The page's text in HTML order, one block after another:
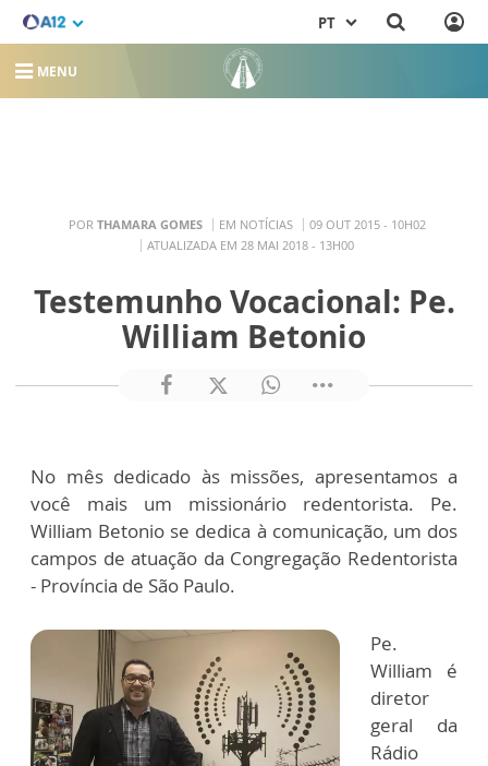
PT
MENU
POR THAMARA GOMES EM NOTÍCIAS
09 OUT 2015 - 10H02
ATUALIZADA EM 28 MAI 2018 - 13H00
Testemunho Vocacional: Pe.
William Betonio
No mês dedicado às missões, apresentamos a
você mais um missionário redentorista. Pe.
William Betonio se dedica à comunicação, um dos
campos de atuação da Congregação Redentorista
- Província de São Paulo.
Pe.
William é
diretor
geral da
Rádio